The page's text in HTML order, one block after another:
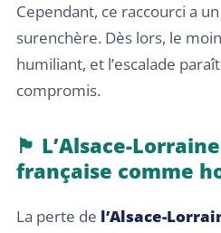
Cependant, ce raccourci a
surenchère. Dès lors, le
humiliant, et l’escalade
compromis.
🏴 L’Alsace-
française comme
La perte de l’Alsace-